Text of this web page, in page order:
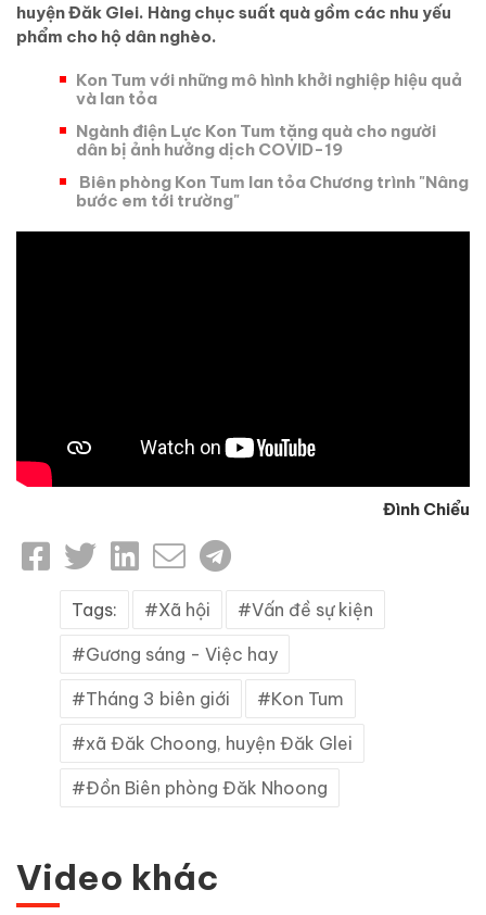
huyện Đăk Glei. Hàng chục suất quà gồm các nhu yếu
phẩm cho hộ dân nghèo.
Kon Tum với những mô hình khởi nghiệp hiệu quả
và lan tỏa
Ngành điện Lực Kon Tum tặng quà cho người
dân bị ảnh hưởng dịch COVID-19
Biên phòng Kon Tum lan tỏa Chương trình "Nâng
bước em tới trường"
Đình Chiểu
Tags: Xã hội Vấn đề sự kiện
Gương sáng - Việc hay
Tháng 3 biên giới Kon Tum
xã Đăk Choong, huyện Đăk Glei
Đồn Biên phòng Đăk Nhoong
Video khác